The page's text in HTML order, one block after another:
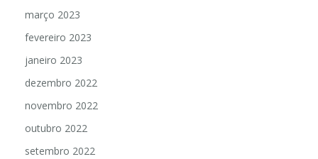
março 2023
fevereiro 2023
janeiro 2023
dezembro 2022
novembro 2022
outubro 2022
setembro 2022